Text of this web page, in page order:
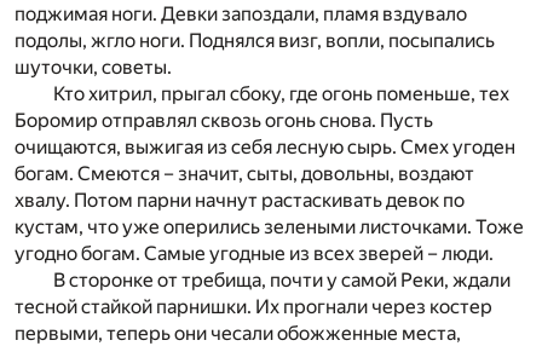
поджимая ноги. Девки запоздали, пламя вздувало
подолы, жгло ноги. Поднялся визг, вопли, посыпались
шуточки, советы.
Кто хитрил, прыгал сбоку, где огонь поменьше, тех
Боромир отправлял сквозь огонь снова. Пусть
очищаются, выжигая из себя лесную сырь. Смех угоден
богам. Смеются – значит, сыты, довольны, воздают
хвалу. Потом парни начнут растаскивать девок по
кустам, что уже оперились зелеными листочками. Тоже
угодно богам. Самые угодные из всех зверей – люди.
В сторонке от требища, почти у самой Реки, ждали
тесной стайкой парнишки. Их прогнали через костер
первыми, теперь они чесали обожженные места,